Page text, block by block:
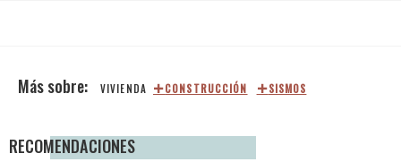
VIVIENDA CONSTRUCCIÓN SISMOS
RECOMENDACIONES